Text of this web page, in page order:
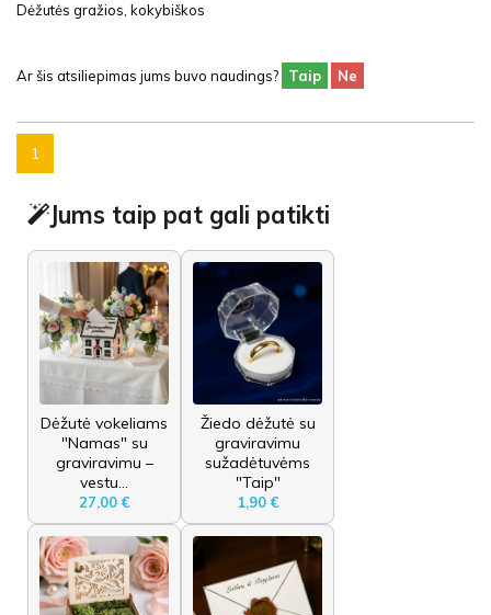
Dėžutės gražios, kokybiškos
Ar šis atsiliepimas jums buvo naudings? Taip Ne
1
Jums taip pat gali patikti
Dėžutė vokeliams
"Namas" su
graviravimu –
vestu...
27,00 €
Žiedo dėžutė su
graviravimu
sužadėtuvėms
"Taip"
1,90 €